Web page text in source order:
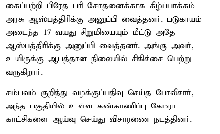
கைப்பற்றி பிரேத பரி சோதனைக்காக கீழ்ப்பாக்கம்
அரசு ஆஸ்பத்திரிக்கு அனுப்பி வைத்தனர். படுகாயம்
அடைந்த 17 வயது சிறுமியையும் மீட்டு அதே
ஆஸ்பத்திரிக்கு அனுப்பி வைத்தனர். அங்கு அவர்,
உயிருக்கு ஆபத்தான நிலையில் சிகிச்சை பெற்று
வருகிறார்.
சம்பவம் குறித்து வழக்குப்பதிவு செய்த போலீசார்,
அந்த பகுதியில் உள்ள கண்காணிப்பு கேமரா
காட்சிகளை ஆய்வு செய்து விசாரணை நடத்தினர்.